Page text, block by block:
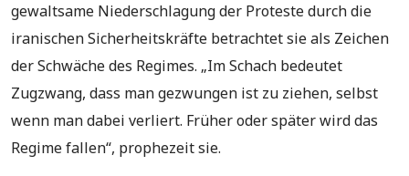
gewaltsame Niederschlagung der Proteste durch die
iranischen Sicherheitskräfte betrachtet sie als Zeichen
der Schwäche des Regimes. „Im Schach bedeutet
Zugzwang, dass man gezwungen ist zu ziehen, selbst
wenn man dabei verliert. Früher oder später wird das
Regime fallen“, prophezeit sie.